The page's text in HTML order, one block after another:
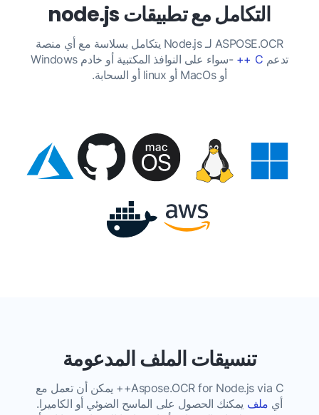
التكامل مع تطبيقات node.js
ASPOSE.OCR لـ Node.js يتكامل بسلاسة مع أي منصة
تدعم C ++
-سواء على النوافذ المكتبية أو خادم Windows
أو MacOs أو linux أو السحابة.
تنسيقات الملف المدعومة
Aspose.OCR for Node.js via C++ يمكن أن تعمل مع
أي ملف يمكنك الحصول على الماسح الضوئي أو الكاميرا.